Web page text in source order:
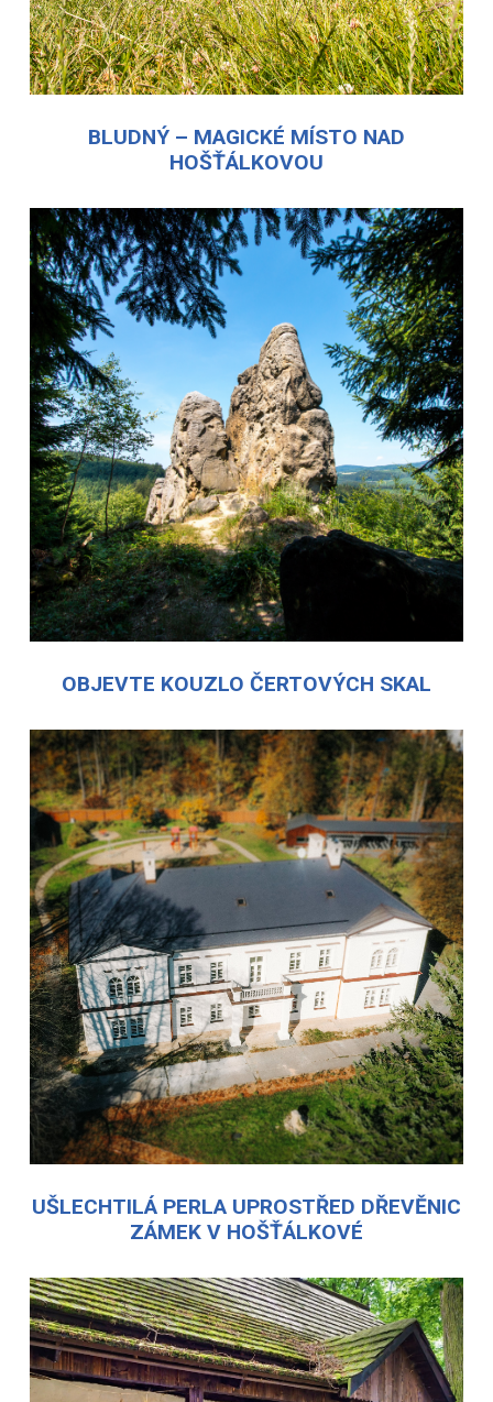
BLUDNÝ – MAGICKÉ MÍSTO NAD
HOŠŤÁLKOVOU
OBJEVTE KOUZLO ČERTOVÝCH SKAL
UŠLECHTILÁ PERLA UPROSTŘED DŘEVĚNIC
ZÁMEK V HOŠŤÁLKOVÉ